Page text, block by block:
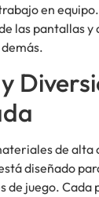
en
las pantallas
de alta
diseñado
de juego. Cada